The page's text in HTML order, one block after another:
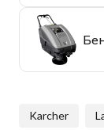
Karcher